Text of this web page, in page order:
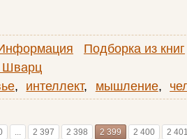
Подборка из книг
Шварц
, интеллект, мышление,
... 2 397 2 398 2 399 2 400 2